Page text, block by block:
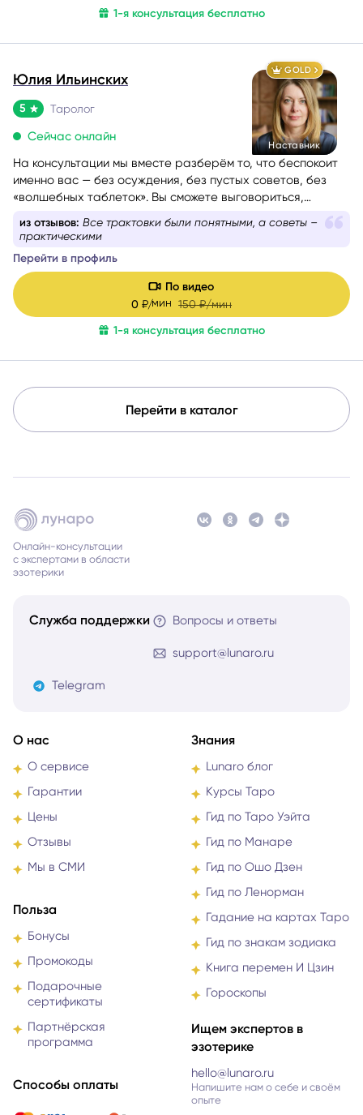
1-я консультация бесплатно
GOLD
Наставник
Юлия Ильинских
5 Таролог
Сейчас онлайн
На консультации мы вместе разберём то, что беспокоит
именно вас — без осуждения, без пустых советов, без
«волшебных таблеток». Вы сможете выговориться,
услышать себя и понять, куда двигаться дальше. Если вам
сейчас тяжело, тревожно или вы просто запутались — я
вперёд.
Моя задача — мягко и бережно провести вас сквозь
сомнения, страхи и переживания, чтобы вы снова
почувствовали уверенность, спокойствие и любовь к
из отзывов: За 25 минут успели разобрать 3
совершенно разные темы
Перейти в профиль
По видео
0 ₽/мин150 ₽/мин
1-я консультация бесплатно
Перейти в каталог
Онлайн-консультации
с экспертами в области
эзотерики
Служба поддержки Вопросы и ответы
support@lunaro.ru
Telegram
О нас
О сервисе
Гарантии
Цены
Отзывы
Мы в СМИ
Польза
Бонусы
Промокоды
Подарочные
сертификаты
Партнёрская
программа
Способы оплаты
Знания
Lunaro блог
Курсы Таро
Гид по Таро Уэйта
Гид по Манаре
Гид по Ошо Дзен
Гид по Ленорман
Гадание на картах Таро
Гид по знакам зодиака
Книга перемен И Цзин
Гороскопы
Ищем экспертов в
эзотерике
hello@lunaro.ru
Напишите нам о себе и своём
опыте